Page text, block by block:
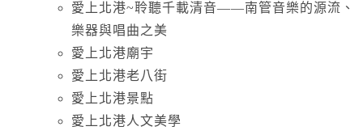
愛上北港~聆聽千載清音——南管音樂的源流、
樂器與唱曲之美
愛上北港廟宇
愛上北港老八街
愛上北港景點
愛上北港人文美學